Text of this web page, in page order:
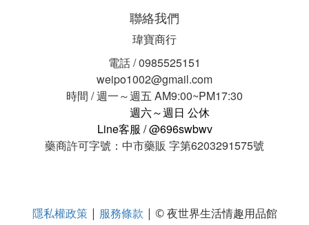
聯絡我們
瑋寶商行
電話 / 0985525151
weipo1002@gmail.com
時間 / 週一～週五 AM9:00~PM17:30
週六～週日 公休
Line客服 / @696swbwv
藥商許可字號：中市藥販 字第6203291575號
隱私權政策| 服務條款 | © 夜世界生活情趣用品館